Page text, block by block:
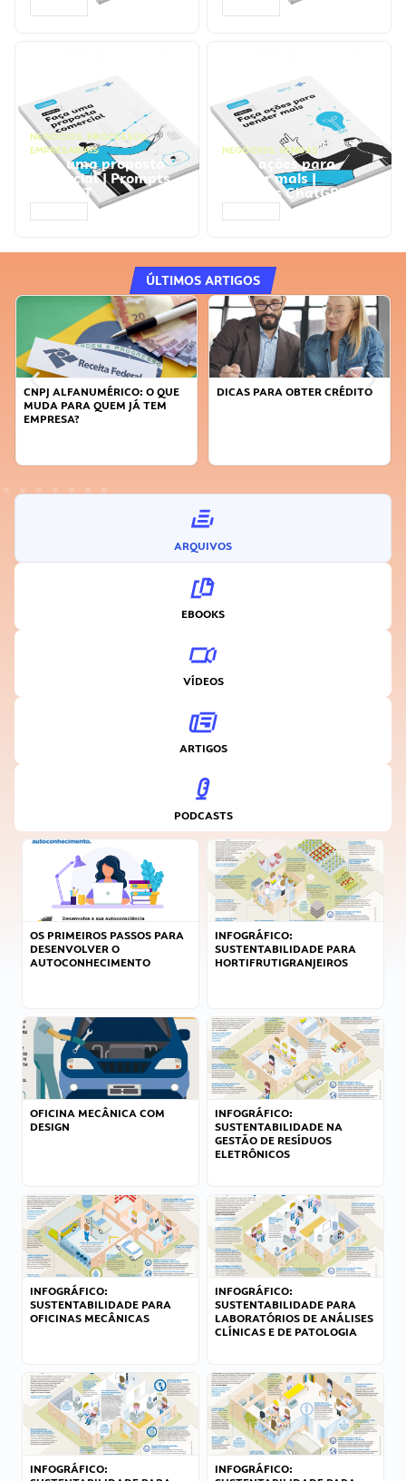
NEGÓCIOS, PROCESSOS
EMPRESARIAIS
Faça uma proposta
comercial | Prompts
ChatGPT
NEGÓCIOS, VENDAS
Faça ações para
vender mais |
Prompts ChatGPT
ÚLTIMOS ARTIGOS
CNPJ ALFANUMÉRICO: O QUE
MUDA PARA QUEM JÁ TEM
EMPRESA?
DICAS PARA OBTER CRÉDITO
ARQUIVOS
EBOOKS
VÍDEOS
ARTIGOS
PODCASTS
OS PRIMEIROS PASSOS PARA
DESENVOLVER O
AUTOCONHECIMENTO
INFOGRÁFICO:
SUSTENTABILIDADE PARA
HORTIFRUTIGRANJEIROS
OFICINA MECÂNICA COM
DESIGN
INFOGRÁFICO:
SUSTENTABILIDADE NA
GESTÃO DE RESÍDUOS
ELETRÔNICOS
INFOGRÁFICO:
SUSTENTABILIDADE PARA
OFICINAS MECÂNICAS
INFOGRÁFICO:
SUSTENTABILIDADE PARA
LABORATÓRIOS DE ANÁLISES
CLÍNICAS E DE PATOLOGIA
INFOGRÁFICO:
INFOGRÁFICO: